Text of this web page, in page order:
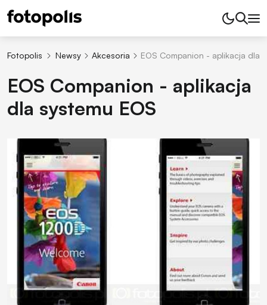
Fotopolis Newsy Akcesoria EOS Companion - aplikacja dla
EOS Companion - aplikacja
dla systemu EOS